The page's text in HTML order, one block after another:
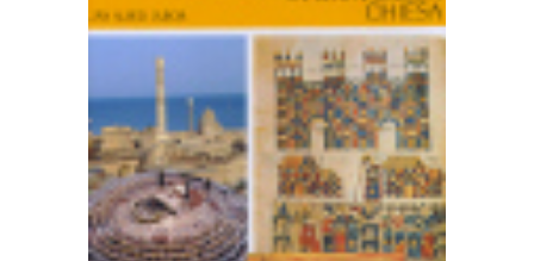
AGGIUNGI AL CARRELLO